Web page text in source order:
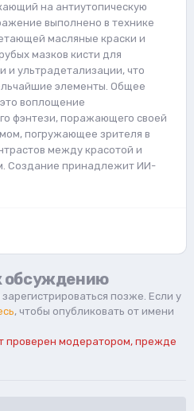
на антиутопическую
выполнено в технике
масляные краски и
мазков кисти для
и ультрадетализации, что
элементы. Общее
воплощение
фэнтези, поражающего своей
погружающее зрителя в
между красотой и
Создание принадлежит ИИ-
обсуждению
позже. Если у
, чтобы опубликовать от имени
проверен модератором, прежде